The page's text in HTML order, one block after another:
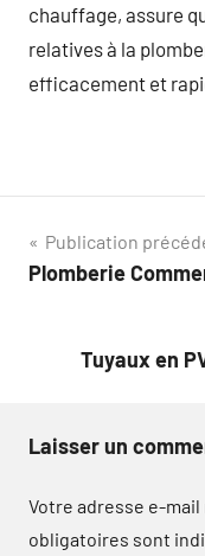
chauffage, assure
relatives à la
efficacement et
Navigation
de
Publication
Plomberie
Tuyaux en
Laisser un
Votre adresse e-mail
obligatoires sont